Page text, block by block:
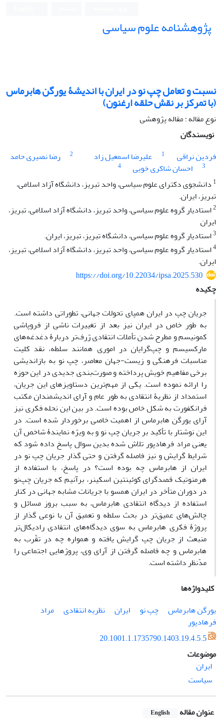
پژوهشنامه علوم سیاسی
نسبت و تعامل چپ نو در ایران با اندیشۀ یورگن هابرماس
(با تمرکز بر نقش حلقه‌ ارغنون)
نوع مقاله : مقاله پژوهشی
نویسندگان
فردین نراقی
1 علیرضا اسمعیل زاد 2 رضا نصیری حامد
3 احسان شاکری خویی
4
1 دانشجوی دکترای علوم سیاسی، واحد تبریز، دانشگاه آزاد اسلامی،
تبریز، ایران.
2استادیار گروه علوم سیاسی، واحد تبریز، دانشگاه آزاد اسلامی، تبریز،
ایران
3استادیار گروه علوم سیاسی، دانشگاه تبریز، تبریز، ایران.
4استادیار گروه علوم سیاسی، واحد تبریز، دانشگاه آزاد اسلامی، تبریز،
ایران.
https://doi.org/10.22034/ipsa.2025.530
چکیده
جریان چپ در ایران همپای تحولات جهانی، تطوراتی داشته است.
به طور خاص در ایران نیز بعد از تغییرات ناشی از فروپاشی
کمونیسم و مطرح شدن تأملات انتقادی ژرف‌تر دربارۀ دغدغه‌های
مارکسیسم و چپ‌گرایان در اموری همانند سلطه، نقد کلیت
مناسبات فرهنگی و زیست‌-جهان معاصر، چپ نو به بازاندیشی
برخی مفاهیم خویش پرداخته و صورت‌بندی جدیدی در این حوزه
را ارائه نموده است. یکی از مهم‌ترین دستاویزهای این جریان،
استمداد از نظریۀ انتقادی به طور عام و آرای اندیشمندان مکتب
فرانکفورت به شکل خاص بوده است. در بین این نحله فکری نیز
آرای یورگن هابرماس از اهمیت خاصی برخوردار شده است. در
این نوشتار با تأکید بر جریان چپ نو و به ویژه نمایندۀ شاخص آن
یعنی مراد فرهادپور تلاش شده بدین سوال پاسخ داده شود که
شرایط گرایش و نیز فاصله گرفتن و حتی گذار جریان چپ ‌نو در
ایران از هابرماس چه بوده است؟ در پاسخ، با استفاده از
هرمنوتیک قصدگرای کوئینتین اسکینر، برآنیم که جریان چپ‌نو
در دوران متأخر در ایران همسو با جریانات مشابه جهانی در کنار
استفاده از دیدگاه انتقادی هابرماس، به سبب بروز مسائل و
چالش‌های عمیق‌تر در بحث سلطه و تعمیق آن با نوعی گذار از
پروژۀ فکری هابرماس به سوی دیدگاه‌های انتقادی رادیکال‌تر
منبعث از جریان چپ گرایش یافته و همواره چه در تقّرب به
هابرماس و چه فاصله گرفتن از آرای وی، پروژهایی اجتماعی را
مدّنظر داشته است.
کلیدواژه‌ها
یورگن هابرماس
چپ نو ایران نظریه انتقادی
مراد
فرهادپور
20.1001.1.1735790.1403.19.4.5.5
موضوعات
ایران
سیاست
عنوان مقاله English